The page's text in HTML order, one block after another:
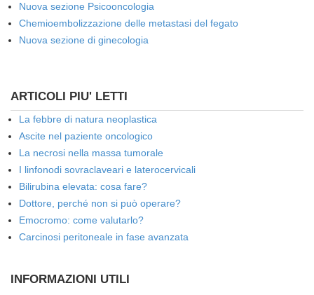
Nuova sezione Psicooncologia
Chemioembolizzazione delle metastasi del fegato
Nuova sezione di ginecologia
ARTICOLI PIU' LETTI
La febbre di natura neoplastica
Ascite nel paziente oncologico
La necrosi nella massa tumorale
I linfonodi sovraclaveari e laterocervicali
Bilirubina elevata: cosa fare?
Dottore, perché non si può operare?
Emocromo: come valutarlo?
Carcinosi peritoneale in fase avanzata
INFORMAZIONI UTILI